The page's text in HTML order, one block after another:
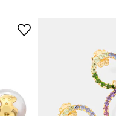
Marka
ID Produktu